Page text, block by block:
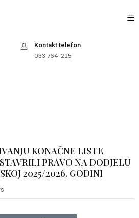
Kontakt telefon
033 764-225
KONAČNE LISTE
PRAVO NA DODJELU
2025/2026. GODINI